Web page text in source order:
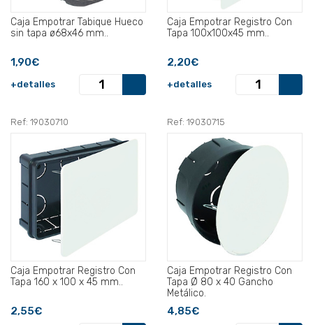
Caja Empotrar Tabique Hueco
sin tapa ø68x46 mm..
1,90€
+detalles
Caja Empotrar Registro Con
Tapa 100x100x45 mm..
2,20€
+detalles
Ref: 19030710
Caja Empotrar Registro Con
Tapa 160 x 100 x 45 mm..
2,55€
Ref: 19030715
Caja Empotrar Registro Con
Tapa Ø 80 x 40 Gancho
Metálico.
4,85€